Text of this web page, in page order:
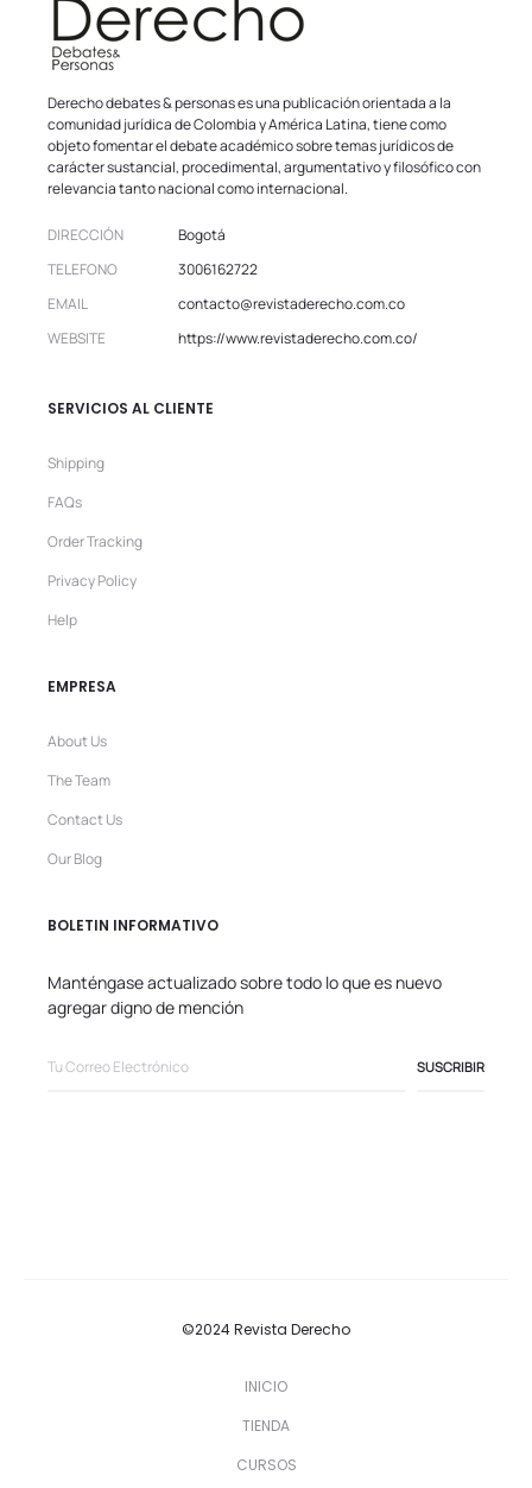
Derecho debates & personas es una publicación orientada a la
comunidad jurídica de Colombia y América Latina, tiene como
objeto fomentar el debate académico sobre temas jurídicos de
carácter sustancial, procedimental, argumentativo y filosófico con
relevancia tanto nacional como internacional.
DIRECCIÓN
Bogotá
TELEFONO
3006162722
EMAIL
contacto@revistaderecho.com.co
WEBSITE
https://www.revistaderecho.com.co/
SERVICIOS AL CLIENTE
Shipping
FAQs
Order Tracking
Privacy Policy
Help
EMPRESA
About Us
The Team
Contact Us
Our Blog
BOLETIN INFORMATIVO
Manténgase actualizado sobre todo lo que es nuevo
agregar digno de mención
©2024 Revista Derecho
INICIO
TIENDA
CURSOS